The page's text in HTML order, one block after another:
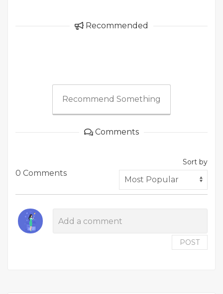
Recommended
Recommend Something
Comments
0 Comments
Sort by
POST